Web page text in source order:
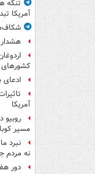
تنگه
آمریکا
ادعای
آمریکا
روبیو
مسیر کوبا
نبرد
نه مردم
دور